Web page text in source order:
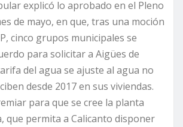
explicó lo aprobado en el Pleno
de mayo, en que, tras una moción
cinco grupos municipales se
para solicitar a Aigües de
del agua se ajuste al agua no
desde 2017 en sus viviendas.
para que se cree la planta
que permita a Calicanto disponer